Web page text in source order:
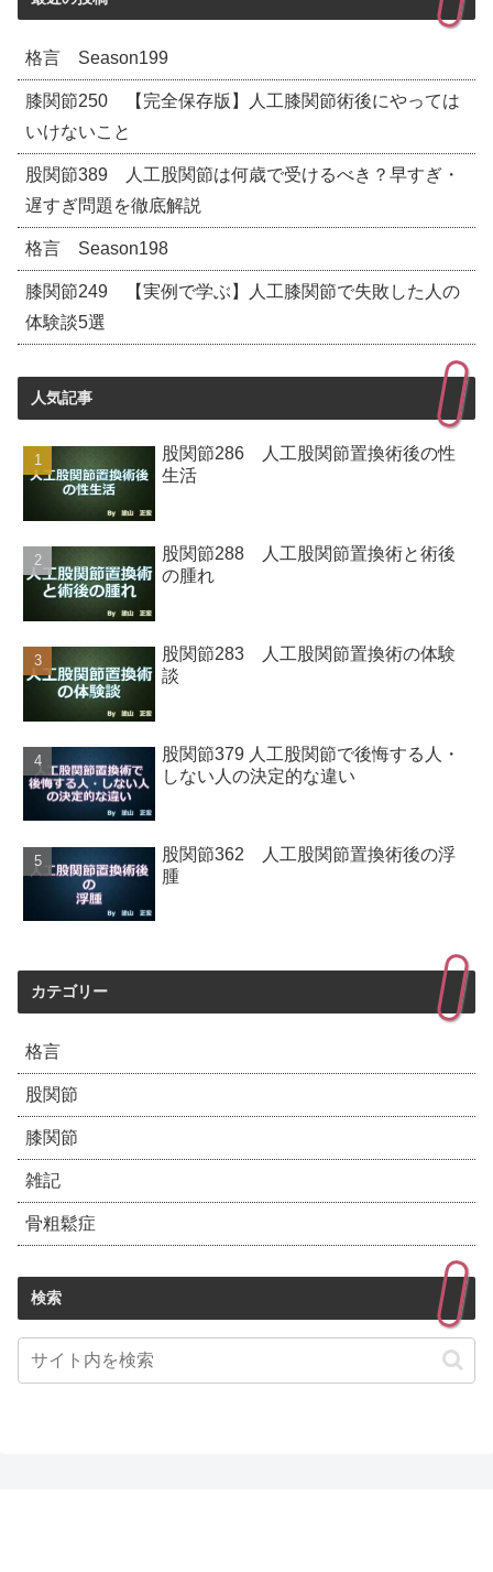
格言 Season199
膝関節250 【完全保存版】人工膝関節術後にやっては
いけないこと
股関節389 人工股関節は何歳で受けるべき？早すぎ・
遅すぎ問題を徹底解説
格言 Season198
膝関節249 【実例で学ぶ】人工膝関節で失敗した人の
体験談5選
人気記事
股関節286 人工股関節置換術後の性
生活
股関節288 人工股関節置換術と術後
の腫れ
股関節283 人工股関節置換術の体験
談
股関節379 人工股関節で後悔する人・
しない人の決定的な違い
股関節362 人工股関節置換術後の浮
腫
カテゴリー
格言
股関節
膝関節
雑記
骨粗鬆症
検索